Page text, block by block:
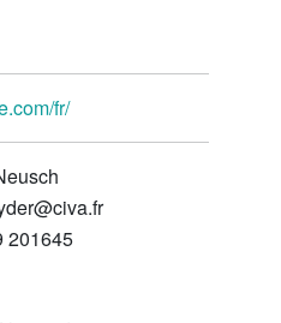
fr/
201645